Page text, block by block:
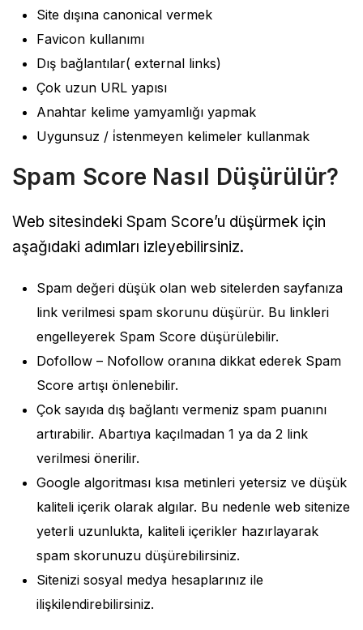
Site dışına canonical vermek
Favicon kullanımı
Dış bağlantılar( external links)
Çok uzun URL yapısı
Anahtar kelime yamyamlığı yapmak
Uygunsuz / i̇stenmeyen kelimeler kullanmak
Spam Score Nasıl Düşürülür?
Web sitesindeki Spam Score’u düşürmek için
aşağıdaki adımları izleyebilirsiniz.
Spam değeri düşük olan web sitelerden sayfanıza
link verilmesi spam skorunu düşürür. Bu linkleri
engelleyerek Spam Score düşürülebilir.
Dofollow – Nofollow oranına dikkat ederek Spam
Score artışı önlenebilir.
Çok sayıda dış bağlantı vermeniz spam puanını
artırabilir. Abartıya kaçılmadan 1 ya da 2 link
verilmesi önerilir.
Google algoritması kısa metinleri yetersiz ve düşük
kaliteli içerik olarak algılar. Bu nedenle web sitenize
yeterli uzunlukta, kaliteli içerikler hazırlayarak
spam skorunuzu düşürebilirsiniz.
Sitenizi sosyal medya hesaplarınız ile
ilişkilendirebilirsiniz.